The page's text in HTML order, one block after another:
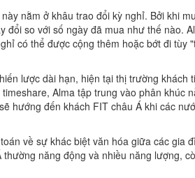
nằm ở khâu trao đổi kỳ nghỉ. Bởi khi
so với số ngày đã mua như thế nào.
có thể được cộng thêm hoặc bớt đi tùy
lược dài hạn, hiện tại thị trường khách
Alma tập trung vào phân khúc
hướng đến khách FIT châu Á khi các
về sự khác biệt văn hóa giữa các gia
năng động và nhiều năng lượng,